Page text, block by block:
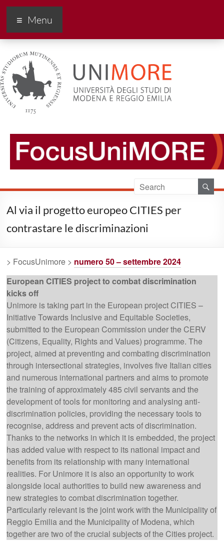
FocusUnimore
Menu
Al via il progetto europeo CITIES per
contrastare le discriminazioni
> FocusUnimore > numero 50 – settembre 2024
European CITIES project to combat discrimination
kicks off
Unimore is taking part in the European project CITIES –
Initiative Towards Inclusive and Equitable Societies,
submitted to the European Commission under the CERV
(Citizens, Equality, Rights and Values) programme. The
project, aimed at preventing and combating discrimination
through intersectional strategies, involves five Italian cities
and numerous international partners and aims to promote
the training of approximately 485 civil servants and the
development of tools for monitoring and analysing anti-
discrimination policies, providing the necessary tools to
recognise, address and prevent acts of discrimination.
Thanks to the networks in which it is embedded, the project
has added value with respect to its national impact and
benefits from its relationship with many international
realities. For Unimore it is also an opportunity to work
alongside local authorities to build new awareness and
new strategies to combat discrimination together.
Particularly relevant is the joint work with the Municipality of
Reggio Emilia and the Municipality of Modena, which
together are two of the crucial subjects of the Cities project.